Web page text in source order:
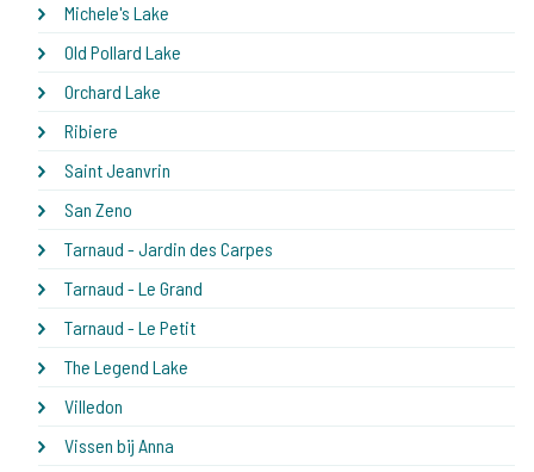
Michele's Lake
Old Pollard Lake
Orchard Lake
Ribiere
Saint Jeanvrin
San Zeno
Tarnaud - Jardin des Carpes
Tarnaud - Le Grand
Tarnaud - Le Petit
The Legend Lake
Villedon
Vissen bij Anna